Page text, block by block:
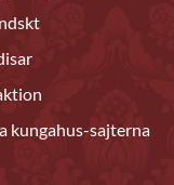
kungahus-sajterna